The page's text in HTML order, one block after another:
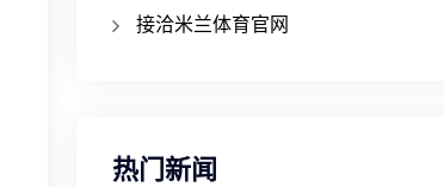
接洽米兰体育官网
热门新闻